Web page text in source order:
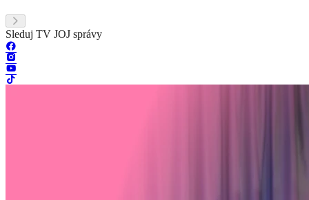
Sleduj TV JOJ správy